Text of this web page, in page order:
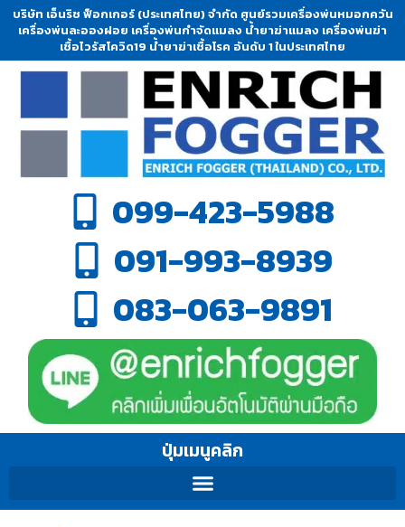
บริษัท เอ็นริช ฟ็อกเกอร์ (ประเทศไทย) จำกัด ศูนย์รวมเครื่องพ่นหมอกควัน
เครื่องพ่นละอองฝอย เครื่องพ่นกำจัดแมลง น้ำยาฆ่าแมลง เครื่องพ่นฆ่า
เชื้อไวรัสโควิด19 น้ำยาฆ่าเชื้อโรค อันดับ 1 ในประเทศไทย
099-423-5988
091-993-8939
083-063-9891
ปุ่มเมนูคลิก